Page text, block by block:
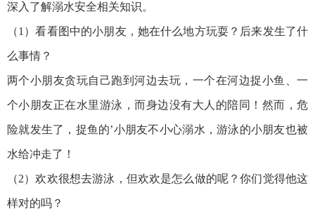
深入了解溺水安全相关知识。
（1）看看图中的小朋友，她在什么地方玩耍？后来发生了什
么事情？
两个小朋友贪玩自己跑到河边去玩，一个在河边捉小鱼、一
个小朋友正在水里游泳，而身边没有大人的陪同！然而，危
险就发生了，捉鱼的’小朋友不小心溺水，游泳的小朋友也被
水给冲走了！
（2）欢欢很想去游泳，但欢欢是怎么做的呢？你们觉得他这
样对的吗？